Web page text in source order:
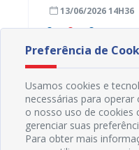
comunidades
13/06/2026 14H36
Preferência de
Usamos cookies e
necessárias para
o nosso uso de cookies
gerenciar suas
Para obter mais